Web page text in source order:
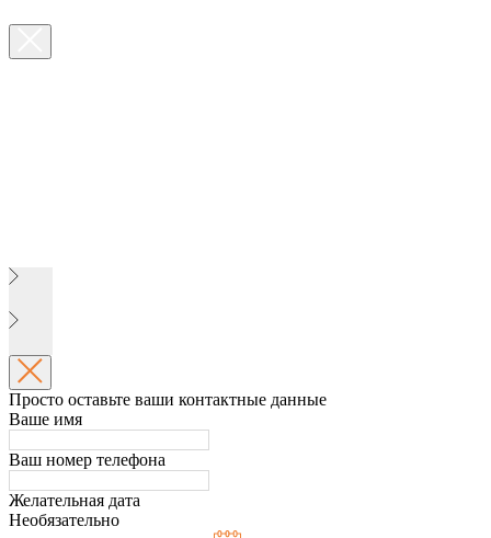
Просто оставьте ваши контактные данные
Ваше имя
Ваш номер телефона
Желательная дата
Необязательно